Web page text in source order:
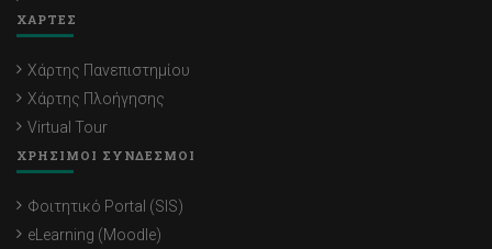
ΧΑΡΤΕΣ
Χάρτης Πανεπιστημίου
Χάρτης Πλοήγησης
Virtual Tour
ΧΡΗΣΙΜΟΙ ΣΥΝΔΕΣΜΟΙ
Φοιτητικό Portal (SIS)
eLearning (Moodle)